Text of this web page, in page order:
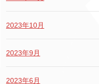
2023年10月
2023年9月
2023年6月